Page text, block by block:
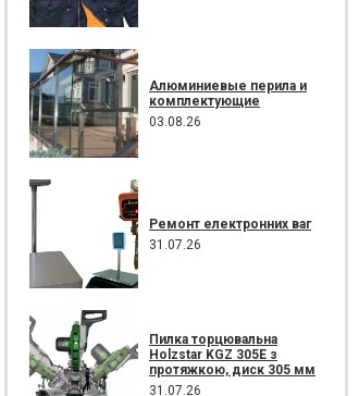
Алюминиевые перила и
комплектующие
03.08.26
Ремонт електронних ваг
31.07.26
Пилка торцювальна
Holzstar KGZ 305E з
протяжкою, диск 305 мм
31.07.26